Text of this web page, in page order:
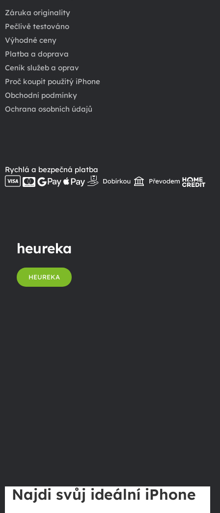
Záruka originality
Pečlivě testováno
Výhodné ceny
Platba a doprava
Ceník služeb a oprav
Proč koupit použitý iPhone
Obchodní podmínky
Ochrana osobních údajů
Rychlá a bezpečná platba
heureka
HEUREKA
Najdi svůj ideální iPhone